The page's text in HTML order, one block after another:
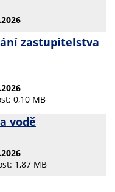
zastupitelstva
0,10 MB
vodě
1,87 MB